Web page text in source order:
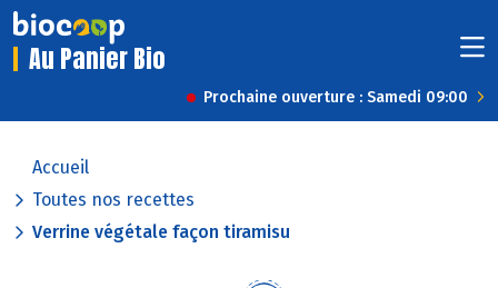
Au Panier Bio
Prochaine ouverture : Samedi 09:00
Accueil
Toutes nos recettes
Verrine végétale façon tiramisu